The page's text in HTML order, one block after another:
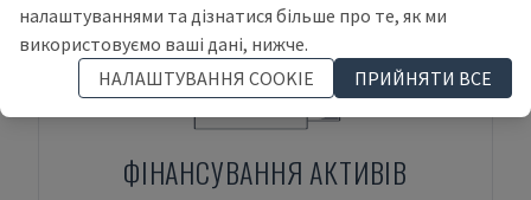
ФІНАНСУВАННЯ АКТИВІВ
налаштуваннями та дізнатися більше про те, як ми
використовуємо ваші дані, нижче.
НАЛАШТУВАННЯ COOKIE
ПРИЙНЯТИ ВСЕ